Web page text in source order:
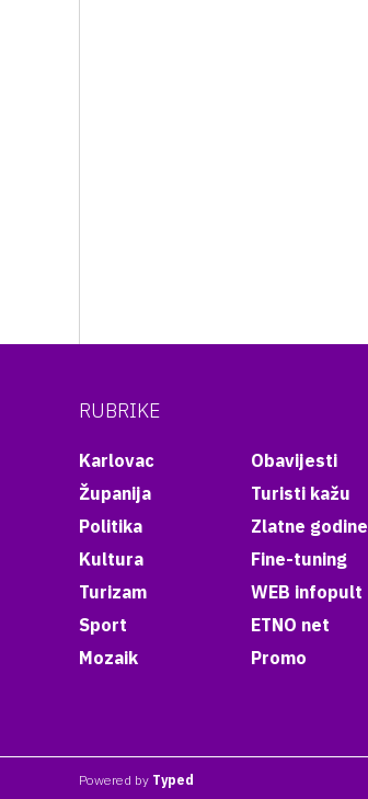
RUBRIKE
Karlovac
Županija
Politika
Kultura
Turizam
Sport
Mozaik
Obavijesti
Turisti kažu
Zlatne godine
Fine-tuning
WEB infopult
ETNO net
Promo
Powered by Typed